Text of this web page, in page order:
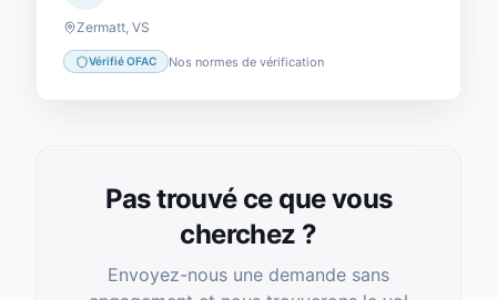
Zermatt, VS
Vérifié OFAC Nos normes de vérification
Pas trouvé ce que vous
cherchez ?
Envoyez-nous une demande sans